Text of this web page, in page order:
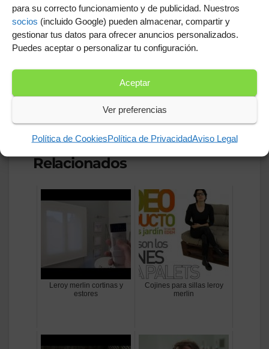
para su correcto funcionamiento y de publicidad. Nuestros
socios (incluido Google) pueden almacenar, compartir y
gestionar tus datos para ofrecer anuncios personalizados.
Puedes aceptar o personalizar tu configuración.
Aceptar
Ver preferencias
Política de CookiesPolítica de PrivacidadAviso Legal
Diseñar un espacio personalizado no tiene que
ser complicado ni costoso. Se trata de reflejar
quién eres y cómo vives, integrando elementos
para transformar tu hogar?
: puede convertirse en un reflejo auténtico
de tu personalidad y tu estilo de vida.
Relacionados
Leroy merlin cortinas y
estores
Cojines para sillas leroy
merlin